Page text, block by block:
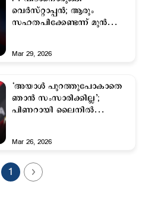
വെര്‍സ്റ്റാപ്പന്‍; ആരും
സഹതപിക്കേണ്ടന്ന് മുന്‍
Mar 29, 2026
‘അയാൾ പുറത്തുപോകാതെ
ഞാൻ സംസാരിക്കില്ല’;
പിണറായി ലൈനില്‍
Mar 26, 2026
1